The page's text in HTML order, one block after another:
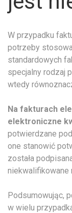
W przypadku
potrzeby
standardowych
specjalny rodzaj
wtedy
Na fakturach
elektroniczne
potwierdzane
one stanowić
została
niekwalifikowane
Podsumowując,
w wielu